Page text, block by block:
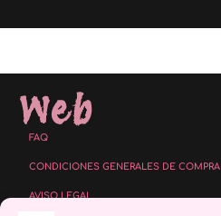
Web
FAQ
CONDICIONES GENERALES DE COMPRA
AVISO LEGAL